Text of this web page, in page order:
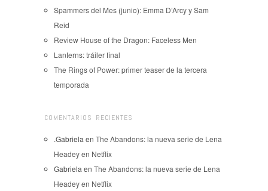
Spammers del Mes (junio): Emma D’Arcy y Sam
Reid
Review House of the Dragon: Faceless Men
Lanterns: tráiler final
The Rings of Power: primer teaser de la tercera
temporada
COMENTARIOS RECIENTES
.Gabriela en The Abandons: la nueva serie de Lena
Headey en Netflix
Gabriela en The Abandons: la nueva serie de Lena
Headey en Netflix